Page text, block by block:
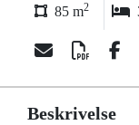
85 m2
Beskrivelse